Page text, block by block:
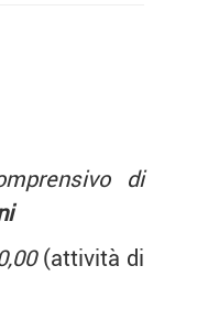
di
(attività di